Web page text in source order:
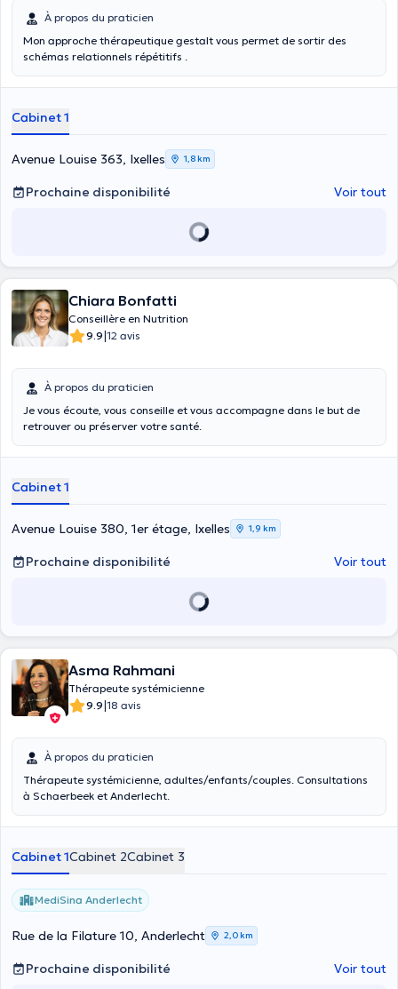
À propos du praticien
Mon approche thérapeutique gestalt vous permet de sortir des
schémas relationnels répétitifs .
Cabinet 1
Avenue Louise 363, Ixelles 1,8 km
Prochaine disponibilité Voir tout
Chiara Bonfatti
Conseillère en Nutrition
9.9|12 avis
À propos du praticien
Je vous écoute, vous conseille et vous accompagne dans le but de
retrouver ou préserver votre santé.
Cabinet 1
Avenue Louise 380, 1er étage, Ixelles 1,9 km
Prochaine disponibilité Voir tout
Asma Rahmani
Thérapeute systémicienne
9.9|18 avis
À propos du praticien
Thérapeute systémicienne, adultes/enfants/couples. Consultations
à Schaerbeek et Anderlecht.
Cabinet 1Cabinet 2Cabinet 3
MediSina Anderlecht
Rue de la Filature 10, Anderlecht 2,0 km
Prochaine disponibilité Voir tout